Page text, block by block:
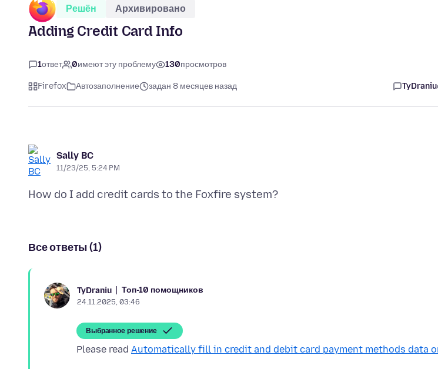
Решён Архивировано
Adding Credit Card Info
1ответ 0имеют эту проблему 130просмотров
Firefox Автозаполнение задан 8 месяцев назад TyDraniu
Sally BC
11/23/25, 5:24 PM
Все ответы (1)
TyDraniu Топ-10 помощников
24.11.2025, 03:46
Выбранное решение
Please read Automatically fill in credit and debit card payment methods data